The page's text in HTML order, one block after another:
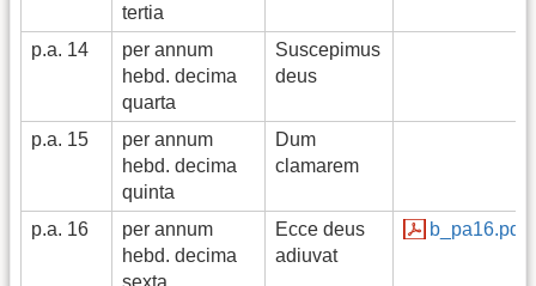
tertia
p.a. 14
per annum
hebd. decima
quarta
Suscepimus
deus
p.a. 15
per annum
hebd. decima
quinta
Dum
clamarem
p.a. 16
per annum
hebd. decima
sexta
Ecce deus
adiuvat
b_pa16.pdf